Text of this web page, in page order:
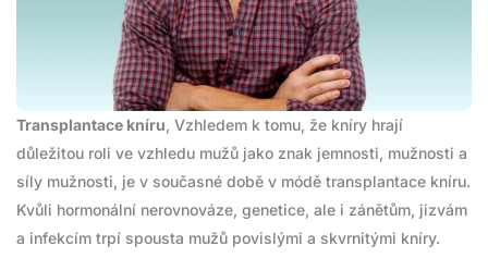
Transplantace kníru, Vzhledem k tomu, že kníry hrají
důležitou roli ve vzhledu mužů jako znak jemnosti, mužnosti a
síly mužnosti, je v současné době v módě transplantace kníru.
Kvůli hormonální nerovnováze, genetice, ale i zánětům, jizvám
a infekcím trpí spousta mužů povislými a skvrnitými kníry.